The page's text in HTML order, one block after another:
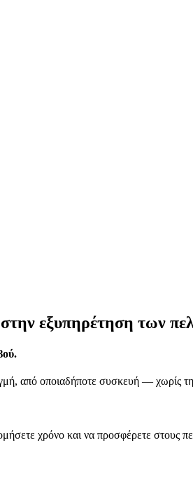
εξυπηρέτηση των
από οποιαδήποτε συσκευή — χωρίς
χρόνο και να προσφέρετε στους